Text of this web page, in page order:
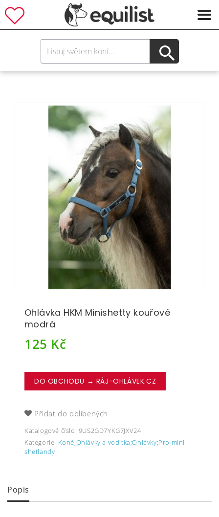
Ohlávka HKM Minishetty kouřové
modrá
125 Kč
DO OBCHODU → RÁJ-OHLÁVEK.CZ
Přidat do oblíbených
Katalogové číslo: 9US2GD7YKG7JXV24
Kategorie: Koně;Ohlávky a vodítka;Ohlávky;Pro mini
shetlandy
Popis